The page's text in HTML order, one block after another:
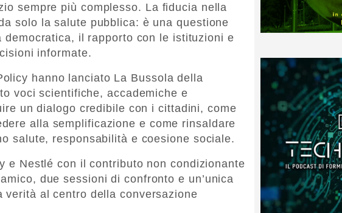
sempre più complesso. La fiducia nella
solo la salute pubblica: è una questione
il rapporto con le istituzioni e
informate.
hanno lanciato La Bussola della
voci scientifiche, accademiche e
un dialogo credibile con i cittadini, come
alla semplificazione e come rinsaldare
salute, responsabilità e coesione sociale.
e Nestlé con il contributo non condizionante
due sessioni di confronto e un’unica
al centro della conversazione